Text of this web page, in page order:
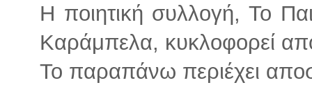
Η ποιητική συλλογή, Το
Καράμπελα, κυκλοφορεί
Το παραπάνω περιέχει